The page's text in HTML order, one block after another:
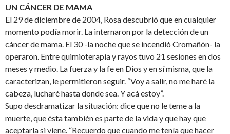
UN CÁNCER DE MAMA
El 29 de diciembre de 2004, Rosa descubrió que en cualquier
momento podía morir. La internaron por la detección de un
cáncer de mama. El 30 -la noche que se incendió Cromañón- la
operaron. Entre quimioterapia y rayos tuvo 21 sesiones en dos
meses y medio. La fuerza y la fe en Dios y en sí misma, que la
caracterizan, le permitieron seguir. “Voy a salir, no me haré la
cabeza, lucharé hasta donde sea. Y acá estoy”.
Supo desdramatizar la situación: dice que no le teme a la
muerte, que ésta también es parte de la vida y que hay que
aceptarla si viene. “Recuerdo que cuando me tenía que hacer